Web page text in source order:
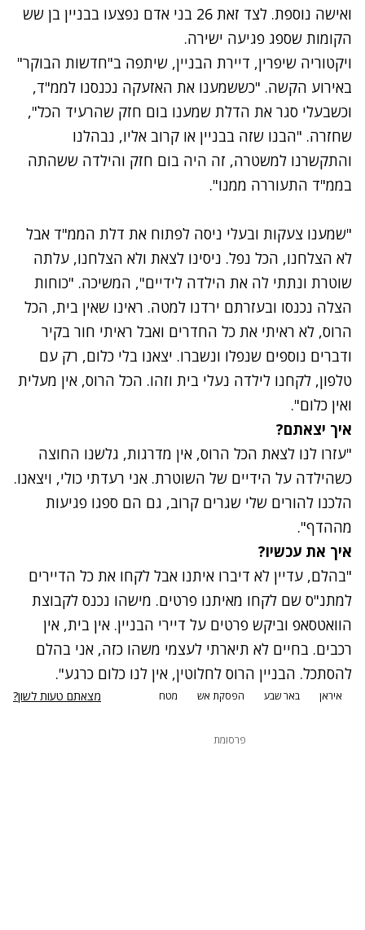
ואישה נוספת. לצד זאת 26 בני אדם נפצעו בבניין בן שש
הקומות שספג פגיעה ישירה.
ויקטוריה שיפרין, דיירת הבניין, שיתפה ב"חדשות הבוקר"
באירוע הקשה. "כששמענו את האזעקה נכנסנו לממ"ד,
וכשבעלי סגר את הדלת שמענו בום חזק שהרעיד הכל",
שחזרה. "הבנו שזה בבניין או קרוב אליו, נבהלנו
והתקשרנו למשטרה, זה היה בום חזק והילדה ששהתה
בממ"ד התעוררה ממנו".
נתקלנו בבעיה
נסה שוב
"שמענו צעקות ובעלי ניסה לפתוח את דלת הממ"ד אבל
לא הצלחנו, הכל נפל. ניסינו לצאת ולא הצלחנו, עלתה
שוטרת ונתתי לה את הילדה לידיים", המשיכה. "כוחות
הצלה נכנסו ובעזרתם ירדנו למטה. ראינו שאין בית, הכל
הרוס, לא ראיתי את כל החדרים ואבל ראיתי חור בקיר
ודברים נוספים שנפלו ונשברו. יצאנו בלי כלום, רק עם
טלפון, לקחנו לילדה נעלי בית וזהו. הכל הרוס, אין מעלית
ואין כלום".
איך יצאתם?
"עזרו לנו לצאת הכל הרוס, אין מדרגות, גלשנו החוצה
כשהילדה על הידיים של השוטרת. אני רעדתי כולי, ויצאנו.
הלכנו להורים שלי שגרים קרוב, גם הם ספגו פגיעות
מההדף".
איך את עכשיו?
"בהלם, עדיין לא דיברו איתנו אבל לקחו את כל הדיירים
למתנ"ס שם לקחו מאיתנו פרטים. מישהו נכנס לקבוצת
הוואטסאפ וביקש פרטים על דיירי הבניין. אין בית, אין
רכבים. בחיים לא תיארתי לעצמי משהו כזה, אני בהלם
להסתכל. הבניין הרוס לחלוטין, אין לנו כלום כרגע".
איראן באר שבע הפסקת אש מטח מצאתם טעות לשון?
פרסומת